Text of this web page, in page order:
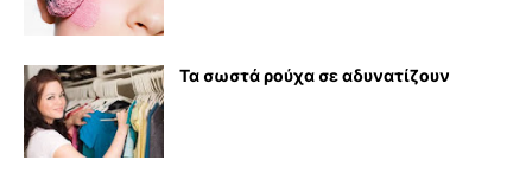
Τα σωστά ρούχα σε αδυνατίζουν